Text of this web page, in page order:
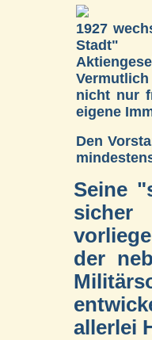
1927
Stadt"
nicht nur
eigene
Den
Seine
sicher
der
allerlei